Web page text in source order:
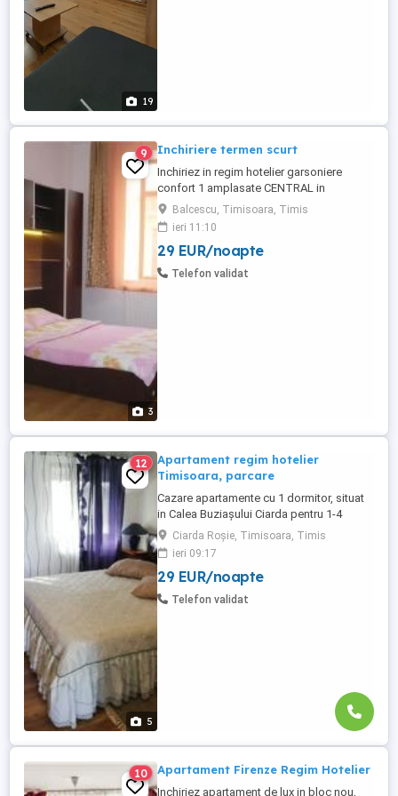
19
3
9 Inchiriere termen scurt
Inchiriez in regim hotelier garsoniere
confort 1 amplasate CENTRAL in
Timisoara, in zona Balcescu (1 km de
Piata Victoriei), situate aproape atat de
Universitatea de Vest & Politehnica cat si
de Spitalul Judetean, Maternitate sau
Oncohelp, amenajate modern cu finisaje
Balcescu, Timisoara, Timis
ieri 11:10
29 EUR/noapte
Telefon validat
5
12
Apartament regim hotelier
Timisoara, parcare
Cazare apartamente cu 1 dormitor, situat
in Calea Buziașului Ciarda pentru 1-4
persoane. Apartamentul Studio Confort
Timișoara, dispune de 1 pat matrimonial,
1 pat de 1 persoană, bucătărie utilată
complet, baie cu dus, mașină de spălat,
plita electrica, microunde Zonă liniștită,
Ciarda Roșie, Timisoara, Timis
ieri 09:17
29 EUR/noapte
Telefon validat
10 Apartament Firenze Regim Hotelier
Inchiriez apartament de lux in bloc nou,